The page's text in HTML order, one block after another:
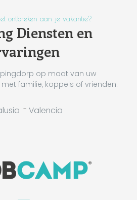
ontbreken aan je vakantie?
Diensten en
op maat van uw
familie, koppels of vrienden.
- Valencia